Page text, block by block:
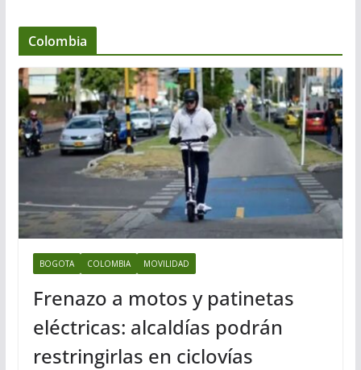
Colombia
BOGOTA COLOMBIA MOVILIDAD
Frenazo a motos y patinetas
eléctricas: alcaldías podrán
restringirlas en ciclovías